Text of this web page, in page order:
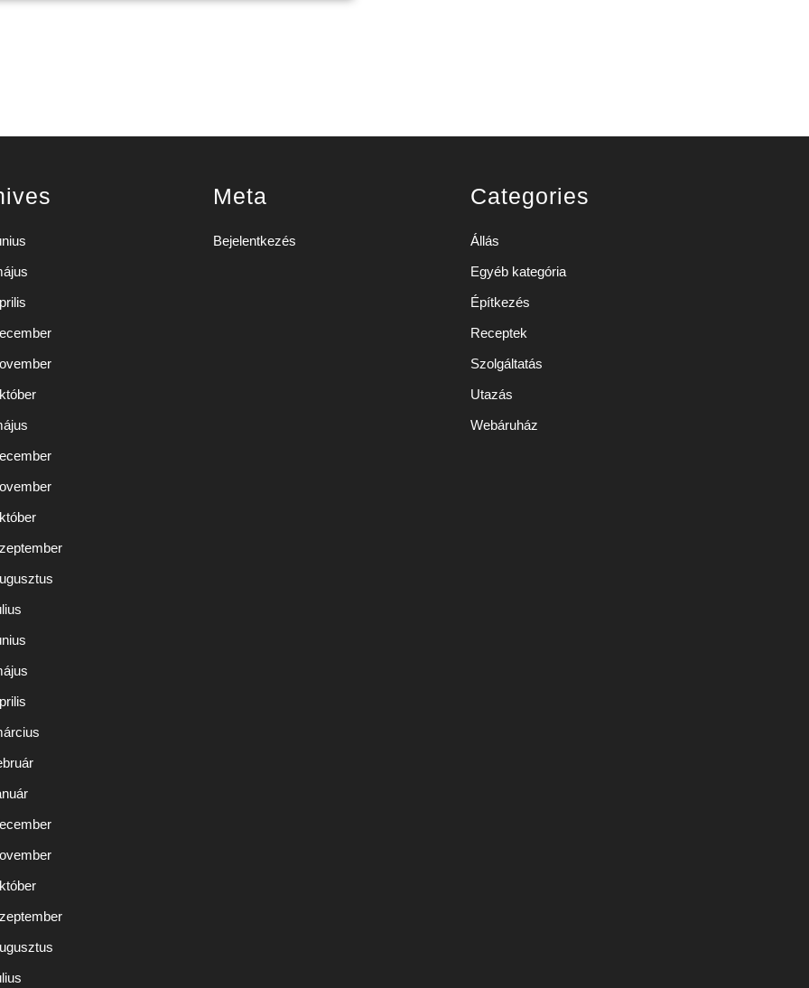
Meta
Bejelentkezés
Categories
Állás
Egyéb kategória
Építkezés
Receptek
Szolgáltatás
Utazás
Webáruház